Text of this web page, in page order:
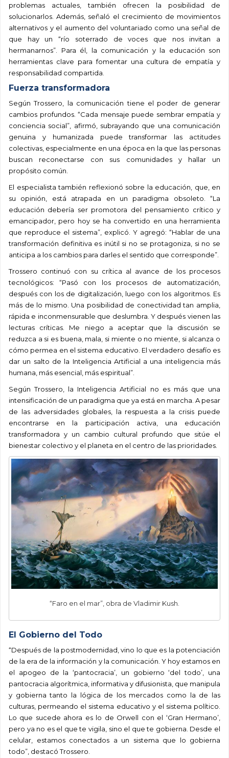
problemas actuales, también ofrecen la posibilidad de
solucionarlos. Además, señaló el crecimiento de movimientos
alternativos y el aumento del voluntariado como una señal de
que hay un “río soterrado de voces que nos invitan a
hermanarnos”. Para él, la comunicación y la educación son
herramientas clave para fomentar una cultura de empatía y
responsabilidad compartida.
Fuerza transformadora
Según Trossero, la comunicación tiene el poder de generar
cambios profundos. “Cada mensaje puede sembrar empatía y
conciencia social”, afirmó, subrayando que una comunicación
genuina y humanizada puede transformar las actitudes
colectivas, especialmente en una época en la que las personas
buscan reconectarse con sus comunidades y hallar un
propósito común.
El especialista también reflexionó sobre la educación, que, en
su opinión, está atrapada en un paradigma obsoleto. “La
educación debería ser promotora del pensamiento crítico y
emancipador, pero hoy se ha convertido en una herramienta
que reproduce el sistema”, explicó. Y agregó: “Hablar de una
transformación definitiva es inútil si no se protagoniza, si no se
anticipa a los cambios para darles el sentido que corresponde”.
Trossero continuó con su crítica al avance de los procesos
tecnológicos: “Pasó con los procesos de automatización,
después con los de digitalización, luego con los algoritmos. Es
más de lo mismo. Una posibilidad de conectividad tan amplia,
rápida e inconmensurable que deslumbra. Y después vienen las
lecturas críticas. Me niego a aceptar que la discusión se
reduzca a si es buena, mala, si miente o no miente, si alcanza o
cómo permea en el sistema educativo. El verdadero desafío es
dar un salto de la Inteligencia Artificial a una inteligencia más
humana, más esencial, más espiritual”.
Según Trossero, la Inteligencia Artificial no es más que una
intensificación de un paradigma que ya está en marcha. A pesar
de las adversidades globales, la respuesta a la crisis puede
encontrarse en la participación activa, una educación
transformadora y un cambio cultural profundo que sitúe el
bienestar colectivo y el planeta en el centro de las prioridades.
“Faro en el mar”, obra de Vladimir Kush.
El Gobierno del Todo
“Después de la postmodernidad, vino lo que es la potenciación
de la era de la información y la comunicación. Y hoy estamos en
el apogeo de la ‘pantocracia’, un gobierno ‘del todo’, una
pantocracia algorítmica, informativa y difusionista, que manipula
y gobierna tanto la lógica de los mercados como la de las
culturas, permeando el sistema educativo y el sistema político.
Lo que sucede ahora es lo de Orwell con el ‘Gran Hermano’,
pero ya no es el que te vigila, sino el que te gobierna. Desde el
celular, estamos conectados a un sistema que lo gobierna
todo”, destacó Trossero.